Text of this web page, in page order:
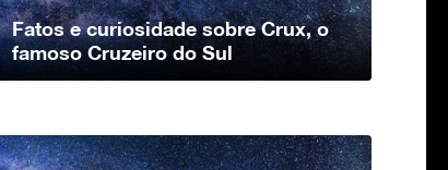
Fatos e curiosidade sobre Crux, o
famoso Cruzeiro do Sul